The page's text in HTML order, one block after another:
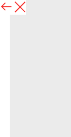
назад